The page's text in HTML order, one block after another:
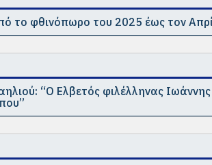
το φθινόπωρο του 2025 έως τον
“Ο Ελβετός φιλέλληνας